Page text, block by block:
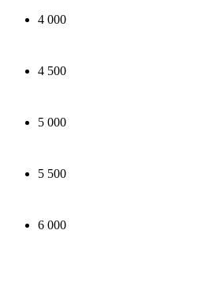
4 000
4 500
5 000
5 500
6 000